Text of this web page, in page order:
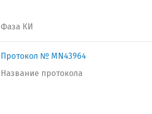
Фаза КИ
Протокол № MN43964
Название протокола